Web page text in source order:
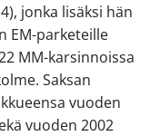
jonka lisäksi hän
EM-parketeille
MM-karsinnoissa
Saksan
vuoden
vuoden 2002